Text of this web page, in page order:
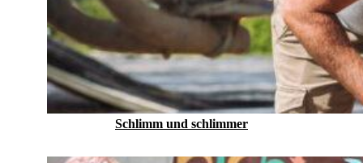
Schlimm und schlimmer